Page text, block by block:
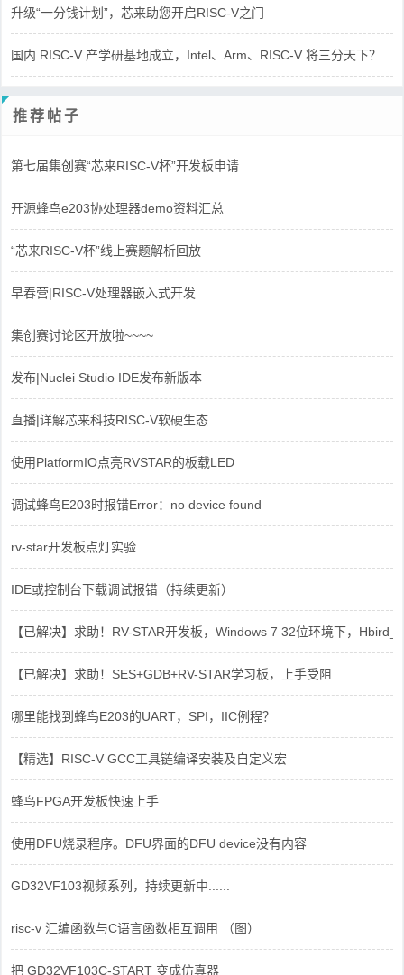
升级“一分钱计划”，芯来助您开启RISC-V之门
国内 RISC-V 产学研基地成立，Intel、Arm、RISC-V 将三分天下？
推荐帖子
第七届集创赛“芯来RISC-V杯”开发板申请
开源蜂鸟e203协处理器demo资料汇总
“芯来RISC-V杯”线上赛题解析回放
早春营|RISC-V处理器嵌入式开发
集创赛讨论区开放啦~~~~
发布|Nuclei Studio IDE发布新版本
直播|详解芯来科技RISC-V软硬生态
使用PlatformIO点亮RVSTAR的板载LED
调试蜂鸟E203时报错Error：no device found
rv-star开发板点灯实验
IDE或控制台下载调试报错（持续更新）
【已解决】求助！RV-STAR开发板，Windows 7 32位环境下，
【已解决】求助！SES+GDB+RV-STAR学习板，上手受阻
哪里能找到蜂鸟E203的UART，SPI，IIC例程？
【精选】RISC-V GCC工具链编译安装及自定义宏
蜂鸟FPGA开发板快速上手
使用DFU烧录程序。DFU界面的DFU device没有内容
GD32VF103视频系列，持续更新中......
risc-v 汇编函数与C语言函数相互调用 （图）
把 GD32VF103C-START 变成仿真器